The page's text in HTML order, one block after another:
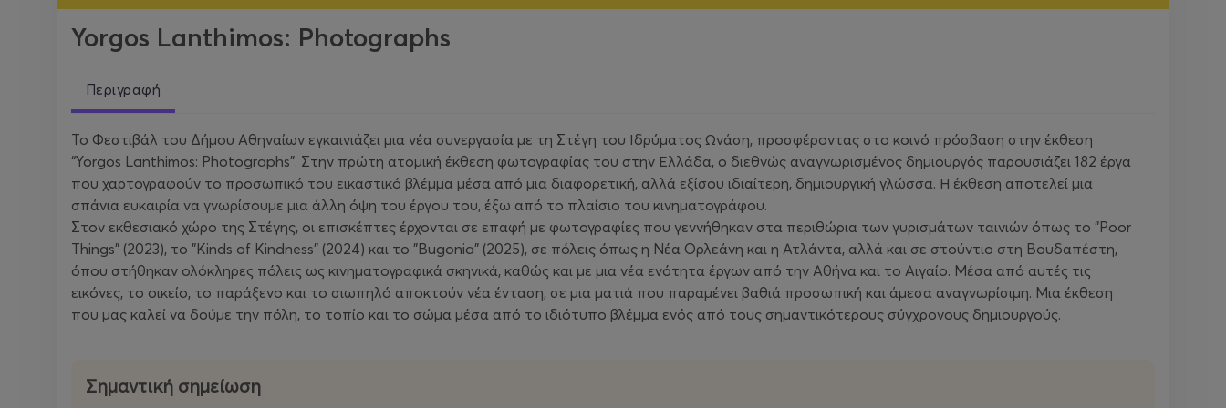
Yorgos Lanthimos: Photographs
Περιγραφή
Το Φεστιβάλ του Δήμου Αθηναίων εγκαινιάζει μια νέα συνεργασία με τη Στέγη του Ιδρύματος Ωνάση, προσφέροντας στο κοινό πρόσβαση στην έκθεση
“Yorgos Lanthimos: Photographs”. Στην πρώτη ατομική έκθεση φωτογραφίας του στην Ελλάδα, ο διεθνώς αναγνωρισμένος δημιουργός παρουσιάζει 182 έργα
που χαρτογραφούν το προσωπικό του εικαστικό βλέμμα μέσα από μια διαφορετική, αλλά εξίσου ιδιαίτερη, δημιουργική γλώσσα. Η έκθεση αποτελεί μια
σπάνια ευκαιρία να γνωρίσουμε μια άλλη όψη του έργου του, έξω από το πλαίσιο του κινηματογράφου.
Στον εκθεσιακό χώρο της Στέγης, οι επισκέπτες έρχονται σε επαφή με φωτογραφίες που γεννήθηκαν στα περιθώρια των γυρισμάτων ταινιών όπως το "Poor
Things" (2023), το "Kinds of Kindness" (2024) και το "Bugonia" (2025), σε πόλεις όπως η Νέα Ορλεάνη και η Ατλάντα, αλλά και σε στούντιο στη Βουδαπέστη,
όπου στήθηκαν ολόκληρες πόλεις ως κινηματογραφικά σκηνικά, καθώς και με μια νέα ενότητα έργων από την Αθήνα και το Αιγαίο. Μέσα από αυτές τις
εικόνες, το οικείο, το παράξενο και το σιωπηλό αποκτούν νέα ένταση, σε μια ματιά που παραμένει βαθιά προσωπική και άμεσα αναγνωρίσιμη. Μια έκθεση
που μας καλεί να δούμε την πόλη, το τοπίο και το σώμα μέσα από το ιδιότυπο βλέμμα ενός από τους σημαντικότερους σύγχρονους δημιουργούς.
Σημαντική σημείωση